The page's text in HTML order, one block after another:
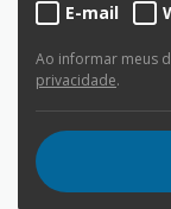
E-mail
Ao informar meus
privacidade.